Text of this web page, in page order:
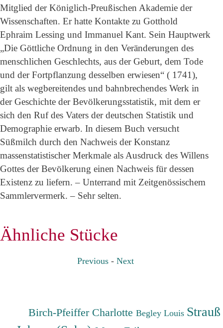
Mitglied der Königlich-Preußischen Akademie der
Wissenschaften. Er hatte Kontakte zu Gotthold
Ephraim Lessing und Immanuel Kant. Sein Hauptwerk
„Die Göttliche Ordnung in den Veränderungen des
menschlichen Geschlechts, aus der Geburt, dem Tode
und der Fortpflanzung desselben erwiesen“ ( 1741),
gilt als wegbereitendes und bahnbrechendes Werk in
der Geschichte der Bevölkerungsstatistik, mit dem er
sich den Ruf des Vaters der deutschen Statistik und
Demographie erwarb. In diesem Buch versucht
Süßmilch durch den Nachweis der Konstanz
massenstatistischer Merkmale als Ausdruck des Willens
Gottes der Bevölkerung einen Nachweis für dessen
Existenz zu liefern. – Unterrand mit Zeitgenössischem
Sammlervermerk. – Sehr selten.
Ähnliche Stücke
Previous- Next
Birch-Pfeiffer CharlotteBegley Louis Strauß